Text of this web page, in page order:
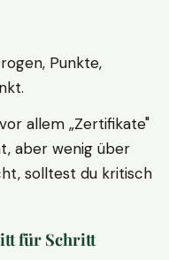
Punkte,
allem „Zertifikate"
aber wenig über
solltest du kritisch
für Schritt